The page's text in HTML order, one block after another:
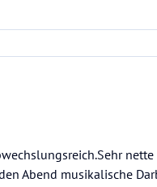
Abend musikalische